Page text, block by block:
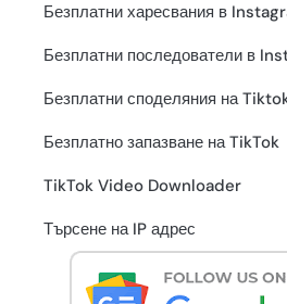
Безплатни харесвания в
Безплатни последователи в
Безплатни споделяния на
Безплатно запазване на TikTok
TikTok Video Downloader
Търсене на IP адрес